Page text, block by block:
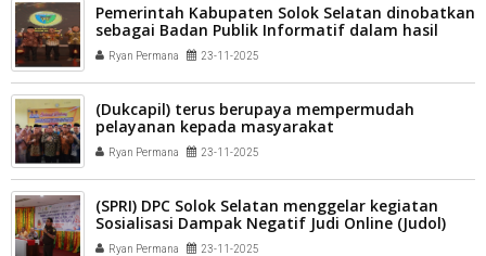
Pemerintah Kabupaten Solok Selatan dinobatkan
sebagai Badan Publik Informatif dalam hasil
Monitoring dan Evaluasi Keterbukaan Informasi
Publik (KIP)
Ryan Permana 23-11-2025
(Dukcapil) terus berupaya mempermudah
pelayanan kepada masyarakat
Ryan Permana 23-11-2025
(SPRI) DPC Solok Selatan menggelar kegiatan
Sosialisasi Dampak Negatif Judi Online (Judol)
bagi pelajar SLTA sederajat
Ryan Permana 23-11-2025